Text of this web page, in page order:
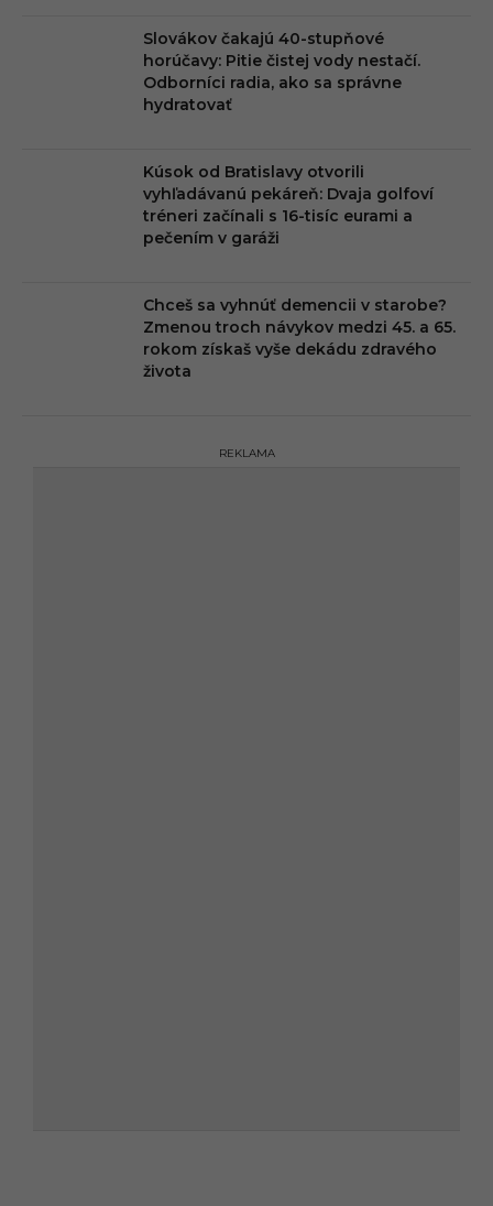
Slovákov čakajú 40-stupňové
horúčavy: Pitie čistej vody nestačí.
Odborníci radia, ako sa správne
hydratovať
Kúsok od Bratislavy otvorili
vyhľadávanú pekáreň: Dvaja golfoví
tréneri začínali s 16-tisíc eurami a
pečením v garáži
Chceš sa vyhnúť demencii v starobe?
Zmenou troch návykov medzi 45. a 65.
rokom získaš vyše dekádu zdravého
života
REKLAMA